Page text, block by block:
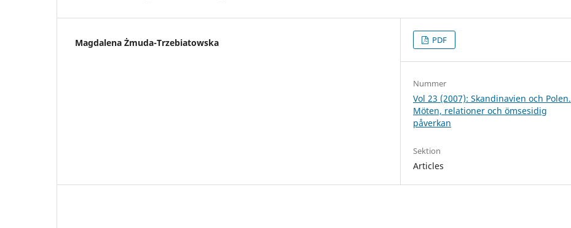
Magdalena Żmuda-Trzebiatowska PDF
Nummer
Vol 23 (2007): Skandinavien och Polen.
Möten, relationer och ömsesidig
påverkan
Sektion
Articles